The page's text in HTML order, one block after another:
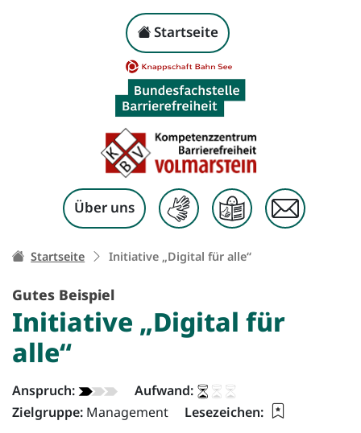
Zum Inhalt springen
Initiative „Digital für
Kopf-Navigation
Startseite
Über uns
Ihr Weg zu dieser Seite:
Startseite Initiative „Digital für alle“
Gutes Beispiel
Initiative „Digital für
alle“
Beispiel - Info:
Anspruch:
Aufwand:
Zielgruppe: Management Lesezeichen: